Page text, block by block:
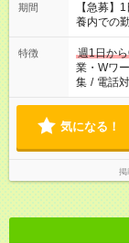
期間
【急募
養内での
特徴 週1日か
業・Wワ
集 / 電話
気になる！
掲